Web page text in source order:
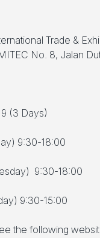
Trade &
No. 8, Jalan
(3 Days)
9:30-18:00
9:30-18:00
9:30-15:00
the following